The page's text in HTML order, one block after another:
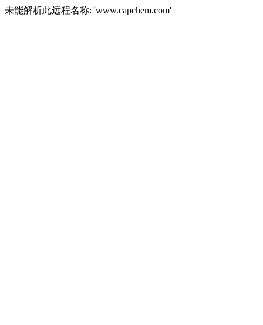
未能解析此远程名称: 'www.capchem.com'